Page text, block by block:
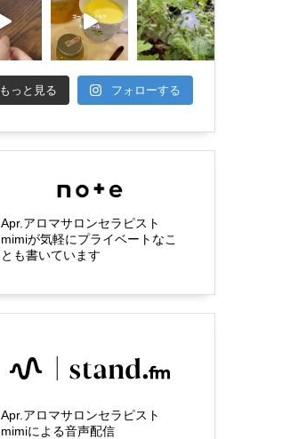
もっと見る フォローする
Apr.アロマサロンセラピスト
mimiが気軽にプライベートなこ
とも書いています
Apr.アロマサロンセラピスト
mimiによる音声配信